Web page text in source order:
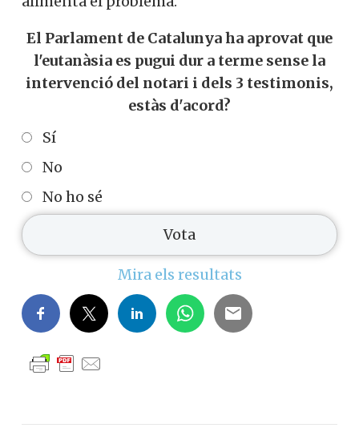
El Parlament de Catalunya ha aprovat que
l'eutanàsia es pugui dur a terme sense la
intervenció del notari i dels 3 testimonis,
estàs d'acord?
Sí
No
No ho sé
Mira els resultats